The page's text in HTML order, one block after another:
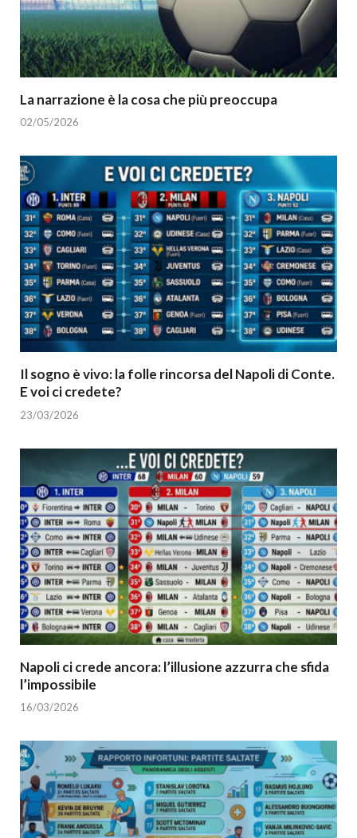
La narrazione è la cosa che più preoccupa
02/05/2026
Il sogno è vivo: la folle rincorsa del Napoli di Conte.
E voi ci credete?
23/03/2026
Napoli ci crede ancora: l’illusione azzurra che sfida
l’impossibile
16/03/2026